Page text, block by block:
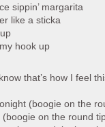
sippin’ margarita
like a sticka
hook up
that’s how I feel
(boogie on the
(boogie on the round